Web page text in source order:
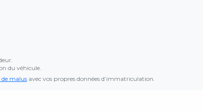
du véhicule.
malusavec vos propres données d’immatriculation.